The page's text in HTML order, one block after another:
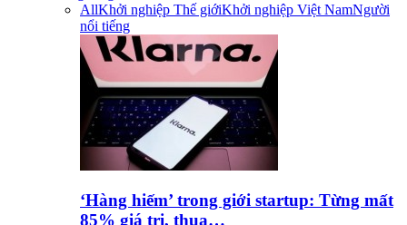
AllKhởi nghiệp Thế giớiKhởi nghiệp Việt NamNgười
nổi tiếng
‘Hàng hiếm’ trong giới startup: Từng mất
85% giá trị, thua…